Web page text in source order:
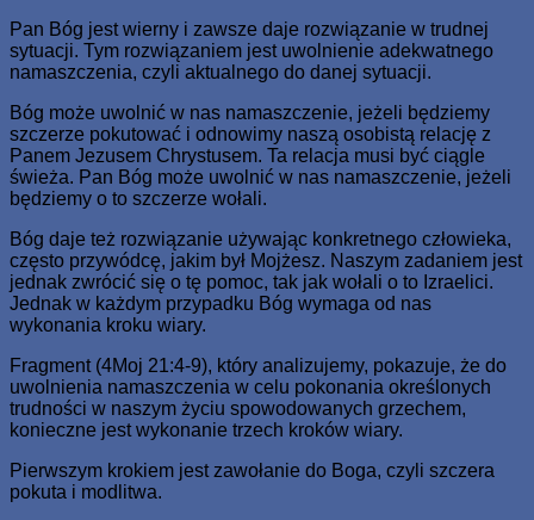
Pan Bóg jest wierny i zawsze daje rozwiązanie w trudnej
sytuacji. Tym rozwiązaniem jest uwolnienie adekwatnego
namaszczenia, czyli aktualnego do danej sytuacji.
Bóg może uwolnić w nas namaszczenie, jeżeli będziemy
szczerze pokutować i odnowimy naszą osobistą relację z
Panem Jezusem Chrystusem. Ta relacja musi być ciągle
świeża. Pan Bóg może uwolnić w nas namaszczenie, jeżeli
będziemy o to szczerze wołali.
Bóg daje też rozwiązanie używając konkretnego człowieka,
często przywódcę, jakim był Mojżesz. Naszym zadaniem jest
jednak zwrócić się o tę pomoc, tak jak wołali o to Izraelici.
Jednak w każdym przypadku Bóg wymaga od nas
wykonania kroku wiary.
Fragment (4Moj 21:4-9), który analizujemy, pokazuje, że do
uwolnienia namaszczenia w celu pokonania określonych
trudności w naszym życiu spowodowanych grzechem,
konieczne jest wykonanie trzech kroków wiary.
Pierwszym krokiem jest zawołanie do Boga, czyli szczera
pokuta i modlitwa.